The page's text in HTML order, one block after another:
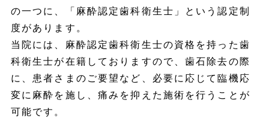
の一つに、「麻酔認定歯科衛生士」という認定制
度があります。
当院には、麻酔認定歯科衛生士の資格を持った歯
科衛生士が在籍しておりますので、歯石除去の際
に、患者さまのご要望など、必要に応じて臨機応
変に麻酔を施し、痛みを抑えた施術を行うことが
可能です。